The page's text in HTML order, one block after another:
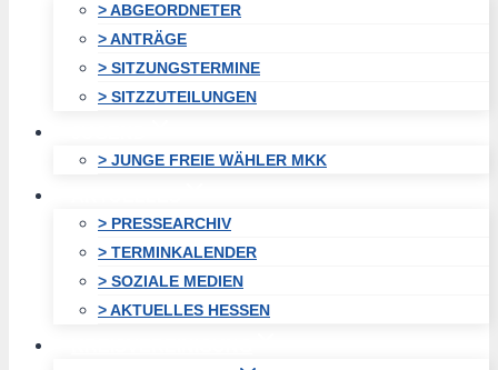
> ABGEORDNETER
> ANTRÄGE
> SITZUNGSTERMINE
> SITZZUTEILUNGEN
> JUNGE FREIE WÄHLER MKK
> PRESSEARCHIV
> TERMINKALENDER
> SOZIALE MEDIEN
> AKTUELLES HESSEN